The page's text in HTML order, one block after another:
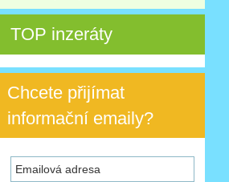
TOP inzeráty
Chcete přijímat
informační emaily?